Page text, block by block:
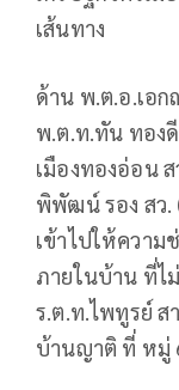
เส้นทาง
ด้าน พ.ต.อ.เอก
พ.ต.ท.ทัน ทอง
เมืองทองอ่อน
พิพัฒน์ รอง สว.
เข้าไปให้ควา
ภายในบ้าน ที่ไ
ร.ต.ท.ไพทูรย์ ส
บ้านญาติ ที่ หมู่